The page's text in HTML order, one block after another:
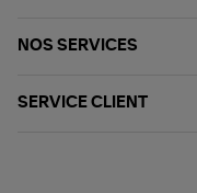
NOS SERVICES
SERVICE CLIENT